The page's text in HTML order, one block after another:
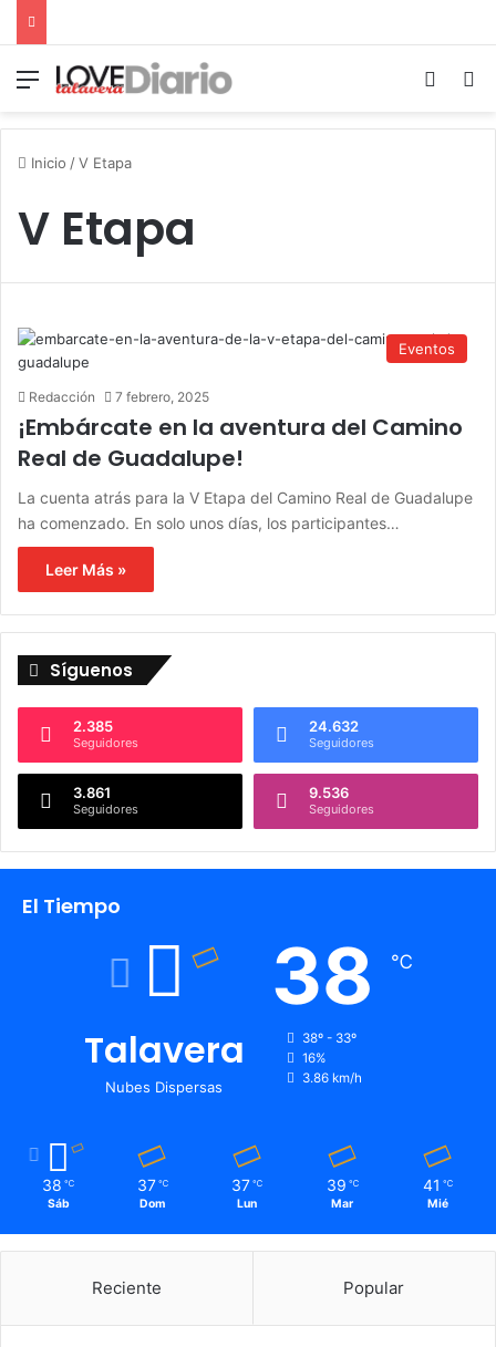
Menú
Inicio /V Etapa
V Etapa
Eventos
Redacción 7 febrero, 2025
¡Embárcate en la aventura del Camino
Real de Guadalupe!
La cuenta atrás para la V Etapa del Camino Real de Guadalupe
ha comenzado. En solo unos días, los participantes…
Leer Más »
Síguenos
2.385
Seguidores
24.632
Seguidores
3.861
Seguidores
9.536
Seguidores
El Tiempo
Talavera
Nubes Dispersas
38 ℃
38º - 33º
16%
3.86 km/h
38 ℃
Sáb
37 ℃
Dom
37 ℃
Lun
39 ℃
Mar
41 ℃
Mié
Reciente Popular